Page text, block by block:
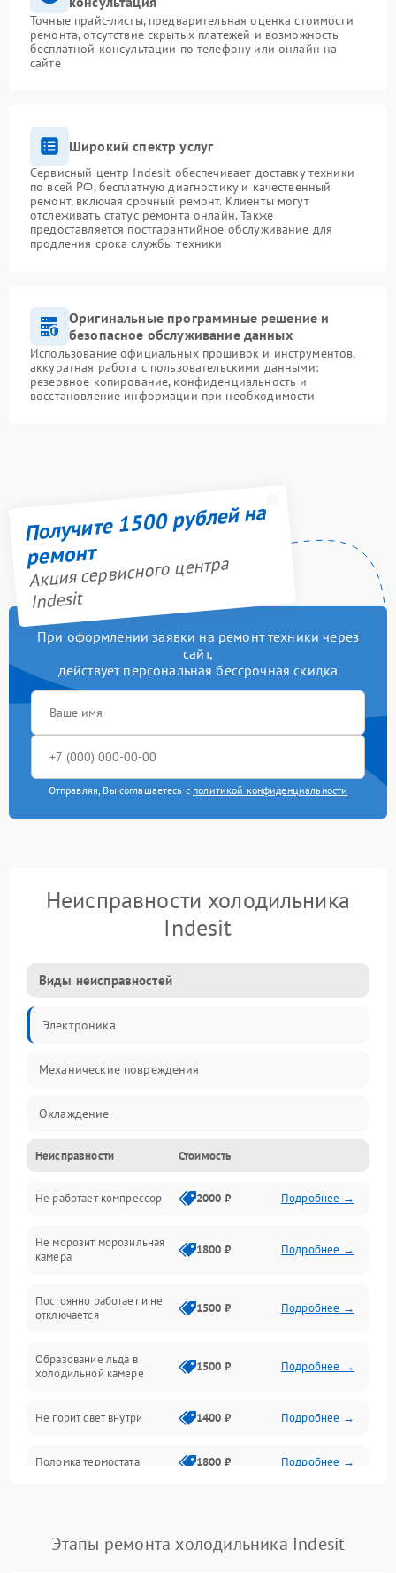
Точные прайс-листы, предварительная оценка стоимости
ремонта, отсутствие скрытых платежей и возможность
бесплатной консультации по телефону или онлайн на
сайте
Широкий спектр услуг
Сервисный центр Indesit обеспечивает доставку техники
по всей РФ, бесплатную диагностику и качественный
ремонт, включая срочный ремонт. Клиенты могут
отслеживать статус ремонта онлайн. Также
предоставляется постгарантийное обслуживание для
продления срока службы техники
Оригинальные программные решение и
безопасное обслуживание данных
Использование официальных прошивок и инструментов,
аккуратная работа с пользовательскими данными:
резервное копирование, конфиденциальность и
восстановление информации при необходимости
Получите 1500 рублей на
ремонт
Акция сервисного центра
Indesit
При оформлении заявки на ремонт техники через
сайт,
действует персональная бессрочная скидка
Отправляя, Вы соглашаетесь с политикой конфиденциальности
Неисправности холодильника
Indesit
Виды неисправностей
Электроника
Механические повреждения
Охлаждение
Механика
Электропитание
Дренаж
Неисправности Стоимость
Не работает компрессор 2000 ₽ Подробнее →
Не морозит морозильная
камера
1800 ₽ Подробнее →
Постоянно работает и не
отключается
1500 ₽ Подробнее →
Образование льда в
холодильной камере
1500 ₽ Подробнее →
Не горит свет внутри 1400 ₽ Подробнее →
Поломка термостата 1800 ₽ Подробнее →
Поломка системы No Frost 2600 ₽ Подробнее →
Этапы ремонта холодильника Indesit